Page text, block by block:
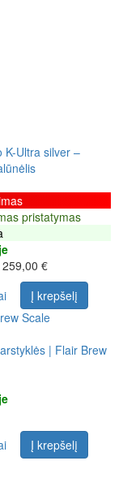
K-Ultra silver –
pristatymas
259,00 €
Į krepšelį
| Flair Brew
Į krepšelį